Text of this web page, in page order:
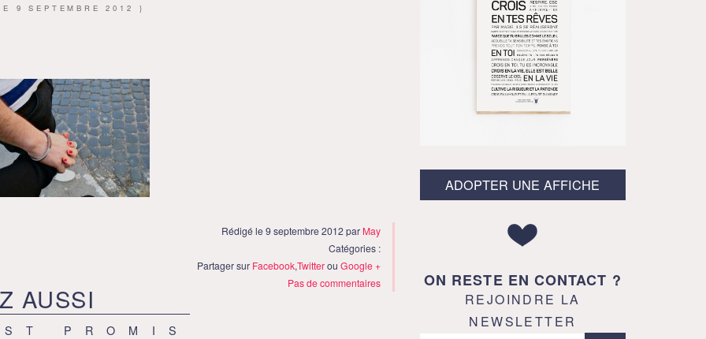
9 SEPTEMBRE 2012 }
Rédigé le 9 septembre 2012 par May
Catégories :
Partager sur Facebook,TwitterouGoogle +
Pas de commentaires
AUSSI
PROMIS
ADOPTER UNE AFFICHE
ON RESTE EN CONTACT ?
REJOINDRE LA
NEWSLETTER